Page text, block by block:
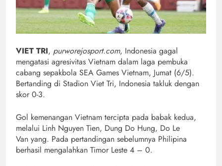
VIET TRI, purworejosport.com, Indonesia gagal
mengatasi agresivitas Vietnam dalam laga pembuka
cabang sepakbola SEA Games Vietnam, Jumat (6/5).
Bertanding di Stadion Viet Tri, Indonesia takluk dengan
skor 0-3.
Gol kemenangan Vietnam tercipta pada babak kedua,
melalui Linh Nguyen Tien, Dung Do Hung, Do Le
Van yang. Pada pertandingan sebelumnya Philipina
berhasil mengalahkan Timor Leste 4 – 0.